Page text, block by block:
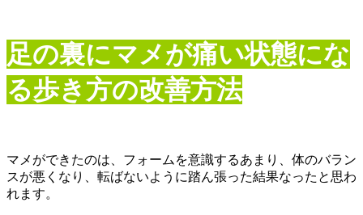
足の裏にマメが痛い状態にな
る歩き方の改善方法
マメができたのは、フォームを意識するあまり、体のバラン
スが悪くなり、転ばないように踏ん張った結果なったと思わ
れます。